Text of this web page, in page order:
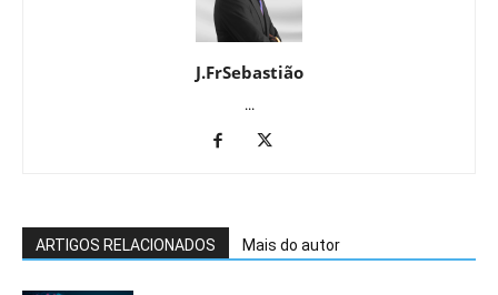
J.FrSebastião
...
ARTIGOS RELACIONADOS Mais do autor